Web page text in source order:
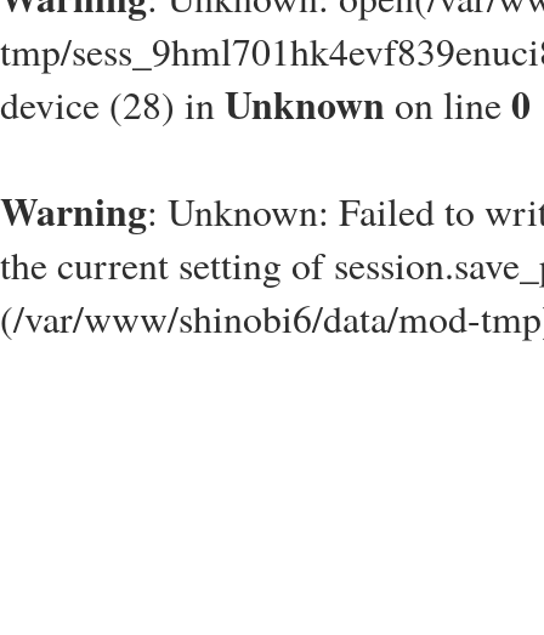
tmp/
device (28) inUnknown on line0
Warning: Unknown: Failed to
the current setting of
(/var/www/shinobi6/data/mod-